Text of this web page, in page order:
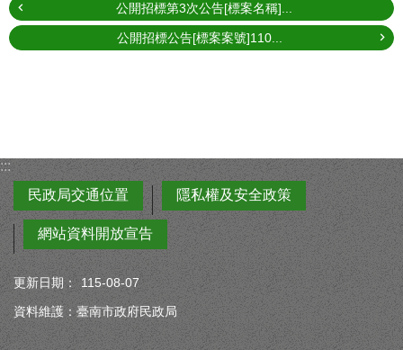
公開招標第3次公告[標案名稱]...
公開招標公告[標案案號]110...
:::
民政局交通位置
隱私權及安全政策
網站資料開放宣告
更新日期：
115-08-07
資料維護：臺南市政府民政局